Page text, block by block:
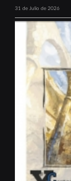
31 de Julio de 2026